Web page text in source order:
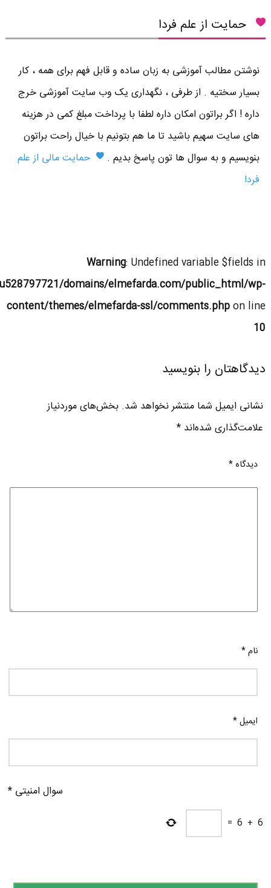
حمایت از علم فردا
نوشتن مطالب آموزشی به زبان ساده و قابل فهم برای همه ، کار
بسیار سختیه . از طرفی ، نگهداری یک وب سایت آموزشی خرج
داره ! اگر براتون امکان داره لطفا با پرداخت مبلغ کمی در هزینه
های سایت سهیم باشید تا ما هم بتونیم با خیال راحت براتون
بنویسیم و به سوال ها تون پاسخ بدیم .
حمایت مالی از علم
فردا
Warning: Undefined variable $fields in
domains/elmefarda.com/public_html/wp-
content/themes/elmefarda-ssl/comments.phpon line
10
دیدگاهتان را بنویسید
نشانی ایمیل شما منتشر نخواهد شد. بخش‌های موردنیاز
علامت‌گذاری شده‌اند*
دیدگاه*
نام*
ایمیل*
سوال امنیتی *
6
+
6
=